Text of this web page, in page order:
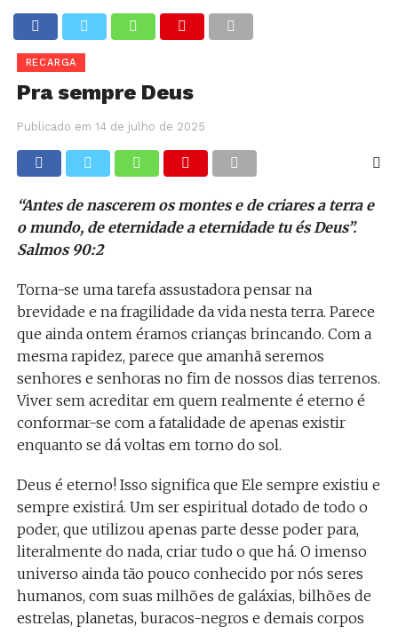
RECARGA
Pra sempre Deus
Publicado em 14 de julho de 2025
“Antes de nascerem os montes e de criares a terra e
o mundo, de eternidade a eternidade tu és Deus”.
Salmos 90:2
Torna-se uma tarefa assustadora pensar na
brevidade e na fragilidade da vida nesta terra. Parece
que ainda ontem éramos crianças brincando. Com a
mesma rapidez, parece que amanhã seremos
senhores e senhoras no fim de nossos dias terrenos.
Viver sem acreditar em quem realmente é eterno é
conformar-se com a fatalidade de apenas existir
enquanto se dá voltas em torno do sol.
Deus é eterno! Isso significa que Ele sempre existiu e
sempre existirá. Um ser espiritual dotado de todo o
poder, que utilizou apenas parte desse poder para,
literalmente do nada, criar tudo o que há. O imenso
universo ainda tão pouco conhecido por nós seres
humanos, com suas milhões de galáxias, bilhões de
estrelas, planetas, buracos-negros e demais corpos